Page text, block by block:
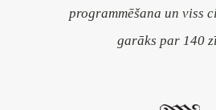
programmēšana un viss
garāks par 140